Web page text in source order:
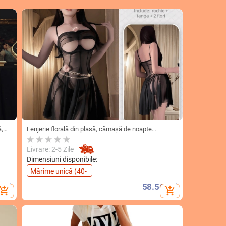
Lenjerie florală din plasă, cămașă de noapte
transparentă cu bretele
Livrare: 2-5 Zile
Dimensiuni disponibile:
Mărime unică (40-
58.56Lei
add_shopping_cart